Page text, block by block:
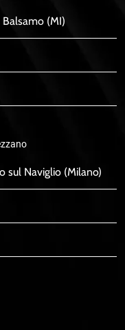
Balsamo (MI)
sul Naviglio (Milano)